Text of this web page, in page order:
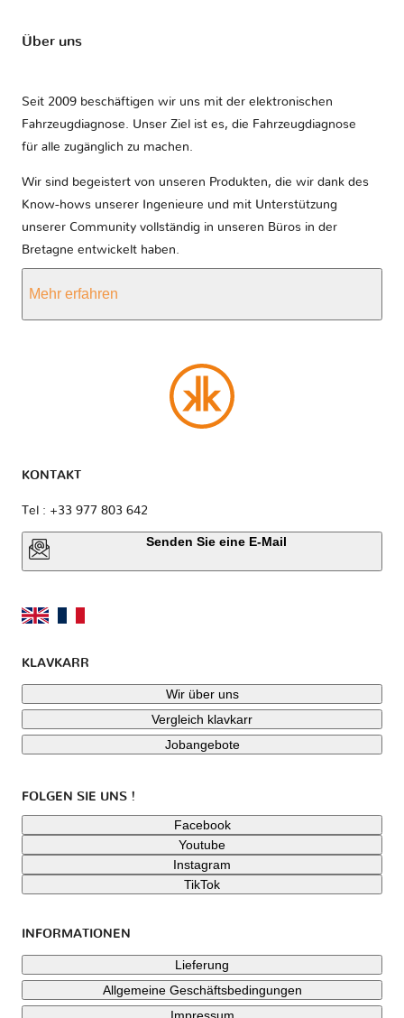
Über uns
Seit 2009 beschäftigen wir uns mit der elektronischen
Fahrzeugdiagnose. Unser Ziel ist es, die Fahrzeugdiagnose
für alle zugänglich zu machen.
Wir sind begeistert von unseren Produkten, die wir dank des
Know-hows unserer Ingenieure und mit Unterstützung
unserer Community vollständig in unseren Büros in der
Bretagne entwickelt haben.
Mehr erfahren
KONTAKT
Tel : +33 977 803 642
Senden Sie eine E-Mail
KLAVKARR
Wir über uns
Vergleich klavkarr
Jobangebote
FOLGEN SIE UNS !
Facebook
Youtube
Instagram
TikTok
INFORMATIONEN
Lieferung
Allgemeine Geschäftsbedingungen
Impressum